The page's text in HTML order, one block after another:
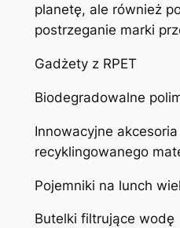
planetę, ale również
postrzeganie marki
Gadżety z RPET
Biodegradowalne
Innowacyjne
recyklingowanego
Pojemniki na lunch
Butelki filtrujące wodę